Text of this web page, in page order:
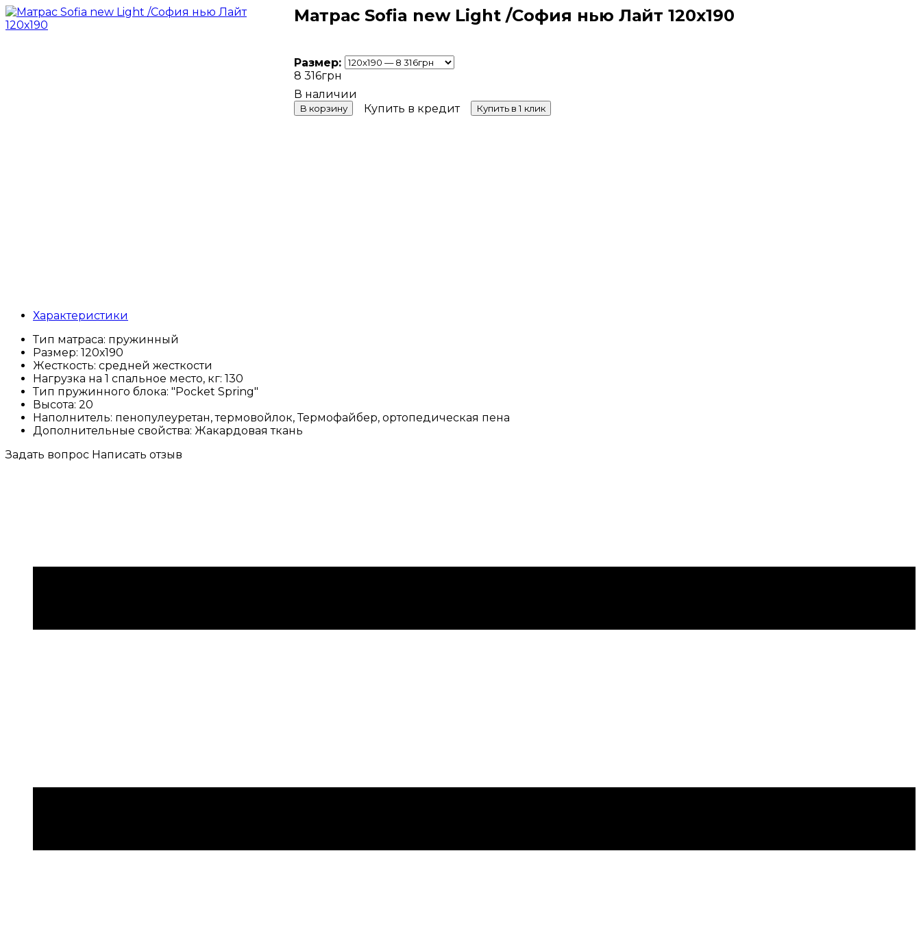
Матрас Sofia new Light /София нью Лайт 120х190
Размер:
8 316грн
В корзину Купить в кредит Купить в 1 клик
Характеристики
Тип матраса: пружинный
Размер: 120х190
Жесткость: средней жесткости
Нагрузка на 1 спальное место, кг: 130
Тип пружинного блока: "Pocket Spring"
Высота: 20
Наполнитель: пенопулеуретан, термовойлок, Термофайбер, ортопедическая пена
Дополнительные свойства: Жакардовая ткань
Задать вопрос Написать отзыв